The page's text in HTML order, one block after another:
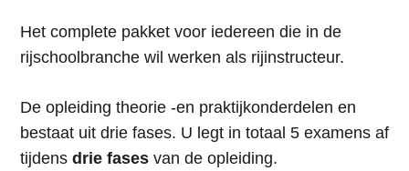
Het complete pakket voor iedereen die in de
rijschoolbranche wil werken als rijinstructeur.
De opleiding theorie -en praktijkonderdelen en
bestaat uit drie fases. U legt in totaal 5 examens af
tijdens drie fasesvan de opleiding.